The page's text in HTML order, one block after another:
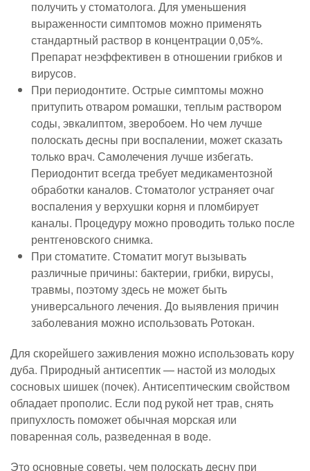
получить у стоматолога. Для уменьшения
выраженности симптомов можно применять
стандартный раствор в концентрации 0,05%.
Препарат неэффективен в отношении грибков и
вирусов.
При периодонтите. Острые симптомы можно
притупить отваром ромашки, теплым раствором
соды, эвкалиптом, зверобоем. Но чем лучше
полоскать десны при воспалении, может сказать
только врач. Самолечения лучше избегать.
Периодонтит всегда требует медикаментозной
обработки каналов. Стоматолог устраняет очаг
воспаления у верхушки корня и пломбирует
каналы. Процедуру можно проводить только после
рентгеновского снимка.
При стоматите. Стоматит могут вызывать
различные причины: бактерии, грибки, вирусы,
травмы, поэтому здесь не может быть
универсального лечения. До выявления причин
заболевания можно использовать Ротокан.
Для скорейшего заживления можно использовать кору
дуба. Природный антисептик — настой из молодых
сосновых шишек (почек). Антисептическим свойством
обладает прополис. Если под рукой нет трав, снять
припухлость поможет обычная морская или
поваренная соль, разведенная в воде.
Это основные советы, чем полоскать десну при